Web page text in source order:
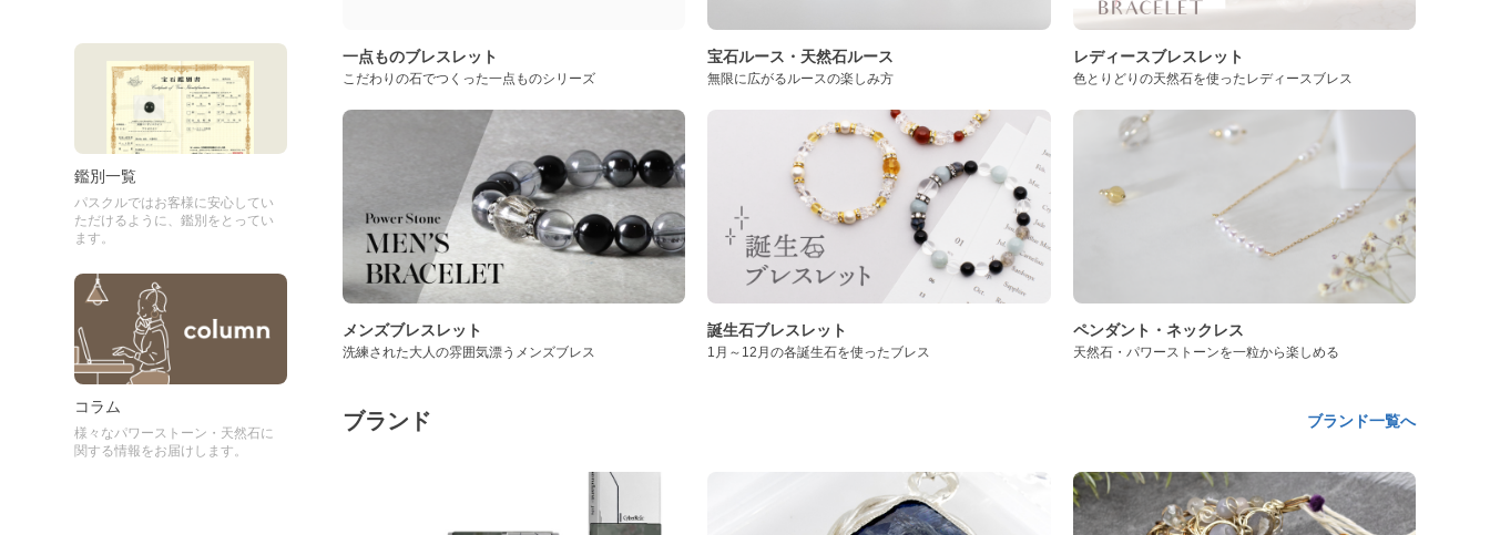
鑑別一覧
パスクルではお客様に安心してい
ただけるように、鑑別をとってい
ます。
コラム
様々なパワーストーン・天然石に
関する情報をお届けします。
一点ものブレスレット
こだわりの石でつくった一点ものシリーズ
宝石ルース・天然石ルース
無限に広がるルースの楽しみ方
レディースブレスレット
色とりどりの天然石を使ったレディースブレス
メンズブレスレット
洗練された大人の雰囲気漂うメンズブレス
誕生石ブレスレット
1月～12月の各誕生石を使ったブレス
ペンダント・ネックレス
天然石・パワーストーンを一粒から楽しめる
ブランド ブランド一覧へ